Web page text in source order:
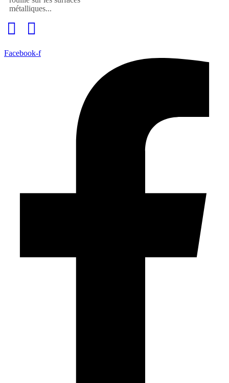
métalliques...
Facebook-f